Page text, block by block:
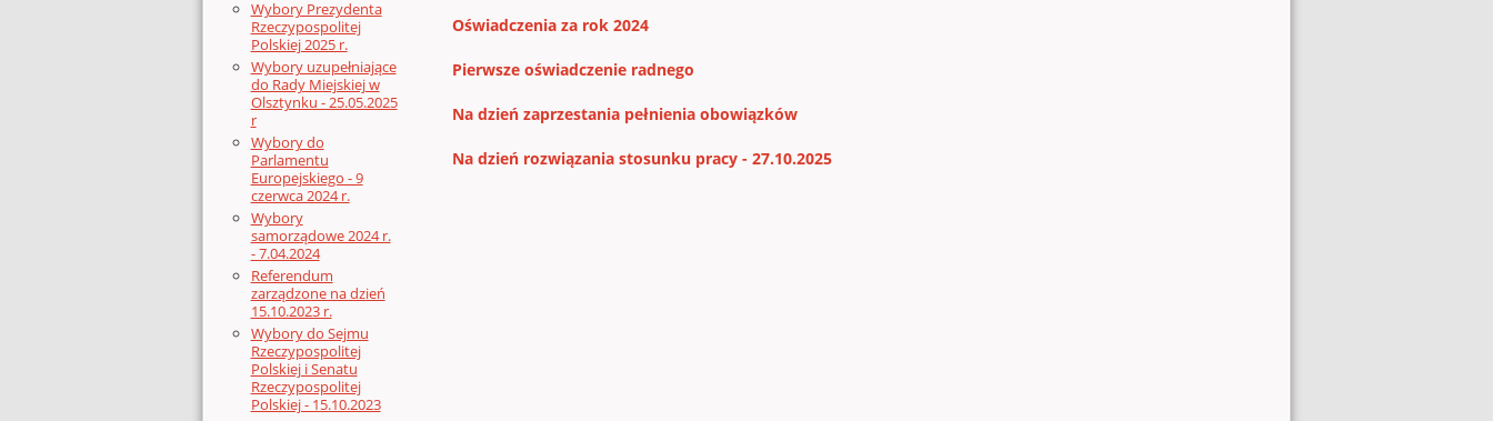
Wybory Prezydenta
Rzeczypospolitej
Polskiej 2025 r.
Wybory uzupełniające
do Rady Miejskiej w
Olsztynku - 25.05.2025
r
Wybory do
Parlamentu
Europejskiego - 9
czerwca 2024 r.
Wybory
samorządowe 2024 r.
- 7.04.2024
Referendum
zarządzone na dzień
15.10.2023 r.
Wybory do Sejmu
Rzeczypospolitej
Polskiej i Senatu
Rzeczypospolitej
Polskiej - 15.10.2023
Oświadczenia za rok 2024
Pierwsze oświadczenie radnego
Na dzień zaprzestania pełnienia obowiązków
Na dzień rozwiązania stosunku pracy - 27.10.2025